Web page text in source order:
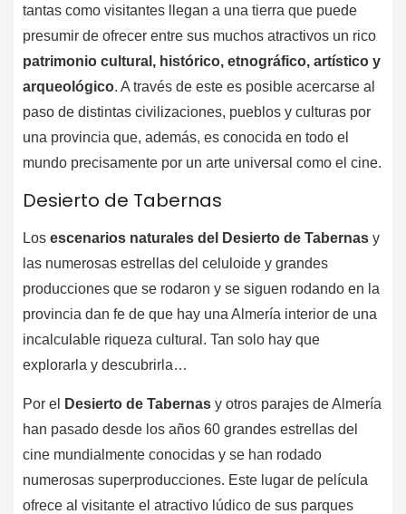
tantas como visitantes llegan a una tierra que puede
presumir de ofrecer entre sus muchos atractivos un rico
patrimonio cultural, histórico, etnográfico, artístico y
arqueológico. A través de este es posible acercarse al
paso de distintas civilizaciones, pueblos y culturas por
una provincia que, además, es conocida en todo el
mundo precisamente por un arte universal como el cine.
Desierto de Tabernas
Los escenarios naturales del Desierto de Tabernas y
las numerosas estrellas del celuloide y grandes
producciones que se rodaron y se siguen rodando en la
provincia dan fe de que hay una Almería interior de una
incalculable riqueza cultural. Tan solo hay que
explorarla y descubrirla…
Por el Desierto de Tabernas y otros parajes de Almería
han pasado desde los años 60 grandes estrellas del
cine mundialmente conocidas y se han rodado
numerosas superproducciones. Este lugar de película
ofrece al visitante el atractivo lúdico de sus parques